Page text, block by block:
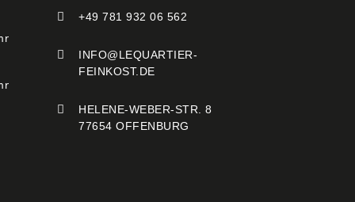
 +49 781 932 06 562

INFO@LEQUARTIER-
FEINKOST.DE

HELENE-WEBER-STR. 8
77654 OFFENBURG